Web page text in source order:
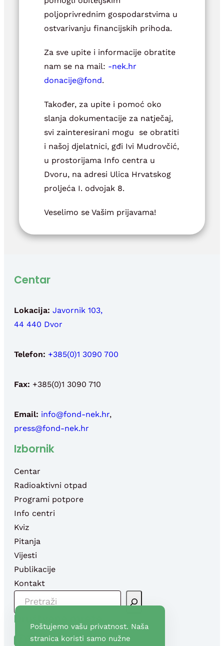
poljoprivrednim gospodarstvima u
ostvarivanju financijskih prihoda.
Za sve upite i informacije obratite
nam se na mail: rh.ken-
dnof
@ejicanod .
Također, za upite i pomoć oko
slanja dokumentacije za natječaj,
svi zainteresirani mogu se obratiti
i našoj djelatnici, gđi Ivi Mudrovčić,
u prostorijama Info centra u
Dvoru, na adresi Ulica Hrvatskog
proljeća I. odvojak 8.
Veselimo se Vašim prijavama!
Centar
Lokacija: Javornik 103,
44 440 Dvor
Telefon: +385(0)1 3090 700
Fax: +385(0)1 3090 710
Email: info@fond-nek.hr,
press@fond-nek.hr
Izbornik
Centar
Radioaktivni otpad
Programi potpore
Info centri
Kviz
Pitanja
Vijesti
Publikacije
Kontakt
R
R
Društvene mreže
Facebook YouTube
Poštujemo vašu privatnost. Naša
stranica koristi samo nužne